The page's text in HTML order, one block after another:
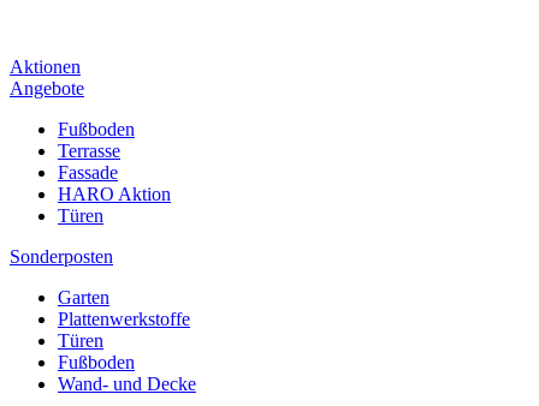
Aktionen
Angebote
Fußboden
Terrasse
Fassade
HARO Aktion
Türen
Sonderposten
Garten
Plattenwerkstoffe
Türen
Fußboden
Wand- und Decke